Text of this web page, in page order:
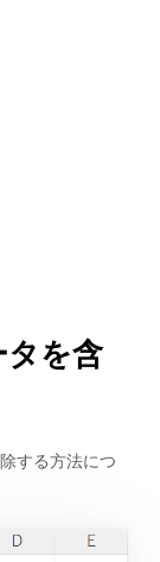
タを含
する方法につ